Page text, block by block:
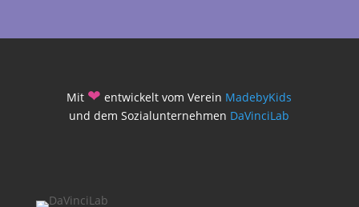
Mit ❤ entwickelt vom Verein MadebyKids
und dem Sozialunternehmen DaVinciLab